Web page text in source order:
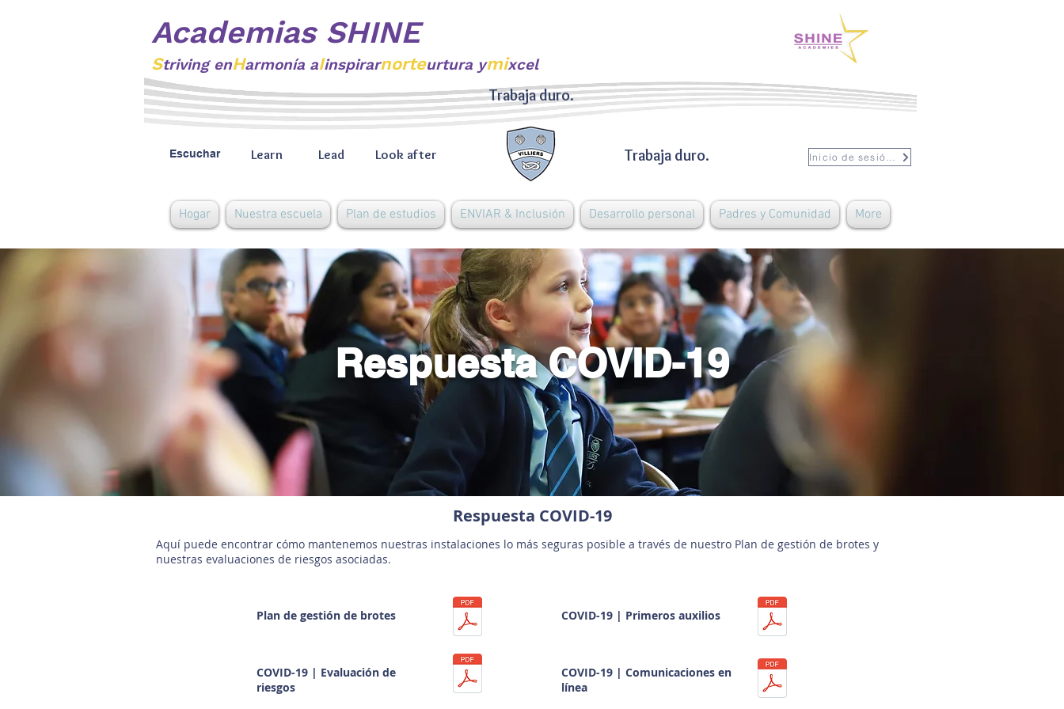
Academias SHINE
Striving enHarmonía aIinspirarnorteurtura ymixcel
Escuchar Trabaja duro.
Learn Lead Look after Inicio de sesión del personal
Trabaja duro.
Hogar Nuestra escuela Plan de estudios ENVIAR & Inclusión Desarrollo personal Padres y Comunidad More
Respuesta COVID-19
Respuesta COVID-19
Aquí puede encontrar cómo mantenemos nuestras instalaciones lo más seguras posible a través de nuestro Plan de gestión de brotes y
nuestras evaluaciones de riesgos asociadas.
Plan de gestión de brotes
COVID-19 | Evaluación de
riesgos
COVID-19 | Primeros auxilios
COVID-19 | Comunicaciones en
línea